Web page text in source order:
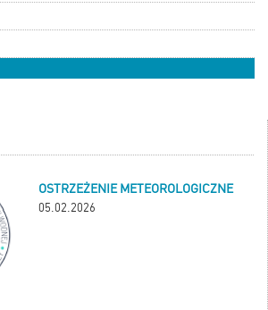
OSTRZEŻENIE METEOROLOGICZNE
05.02.2026